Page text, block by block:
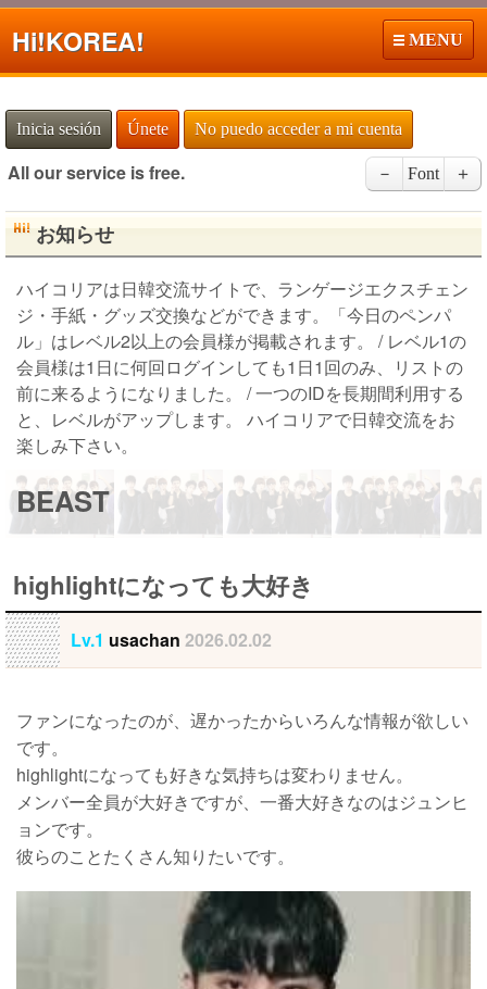
Hi!KOREA! MENU
Inicia sesión Únete No puedo acceder a mi cuenta
All our service is free. － Font ＋
お知らせ
ハイコリアは日韓交流サイトで、ランゲージエクスチェン
ジ・手紙・グッズ交換などができます。「今日のペンパ
ル」はレベル2以上の会員様が掲載されます。 / レベル1の
会員様は1日に何回ログインしても1日1回のみ、リストの
前に来るようになりました。 / 一つのIDを長期間利用する
と、レベルがアップします。 ハイコリアで日韓交流をお
楽しみ下さい。
BEAST
highlightになっても大好き
Lv.1 usachan 2026.02.02
ファンになったのが、遅かったからいろんな情報が欲しい
です。
highlightになっても好きな気持ちは変わりません。
メンバー全員が大好きですが、一番大好きなのはジュンヒ
ョンです。
彼らのことたくさん知りたいです。